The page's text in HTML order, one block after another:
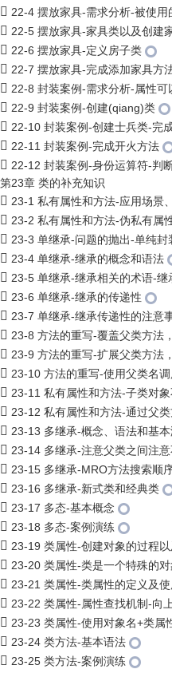
22-4 摆放家具-需求分析-被使用
22-5 摆放家具-家具类以及创建
22-6 摆放家具-定义房子类
22-7 摆放家具-完成添加家具方
22-8 封装案例-需求分析-属性可
22-9 封装案例-创建(qiang)类
22-10 封装案例-创建士兵类-完
22-11 封装案例-完成开火方法
22-12 封装案例-身份运算符-判
第23章 类的补充知识
23-1 私有属性和方法-应用场景
23-2 私有属性和方法-伪私有属
23-3 单继承-问题的抛出-单纯
23-4 单继承-继承的概念和语法
23-5 单继承-继承相关的术语-继
23-6 单继承-继承的传递性
23-7 单继承-继承传递性的注意
23-8 方法的重写-覆盖父类方法
23-9 方法的重写-扩展父类方法
23-10 方法的重写-使用父类名
23-11 私有属性和方法-子类对
23-12 私有属性和方法-通过父
23-13 多继承-概念、语法和基本
23-14 多继承-注意父类之间注
23-15 多继承-MRO方法搜索顺
23-16 多继承-新式类和经典类
23-17 多态-基本概念
23-18 多态-案例演练
23-19 类属性-创建对象的过程
23-20 类属性-类是一个特殊的对
23-21 类属性-类属性的定义及使
23-22 类属性-属性查找机制-向
23-23 类属性-使用对象名+类属
23-24 类方法-基本语法
23-25 类方法-案例演练